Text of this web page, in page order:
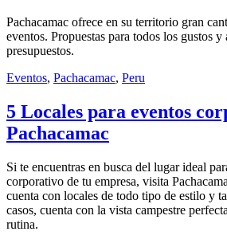
Pachacamac ofrece en su territorio gran
eventos. Propuestas para todos los gustos
presupuestos.
Eventos, Pachacamac, Peru
5 Locales para eventos
Pachacamac
Si te encuentras en busca del lugar ideal
corporativo de tu empresa, visita
cuenta con locales de todo tipo de estilo y
casos, cuenta con la vista campestre
rutina.